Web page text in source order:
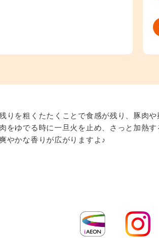
りを粗くたたくことで食感が残り、豚肉や
をゆでる時に一旦火を止め、さっと加熱
やかな香りが広がりますよ♪